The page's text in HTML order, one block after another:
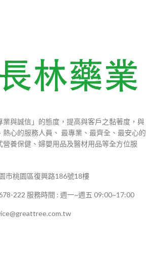
業與誠信」的態度，提高與客戶之黏著度，與
心的服務人員、 最專業、最齊全、最安心的
營養保健、婦嬰用品及醫材用品等全方位服
市桃園區復興路186號18樓
222 服務時間 : 週一~週五 09:00~17:00